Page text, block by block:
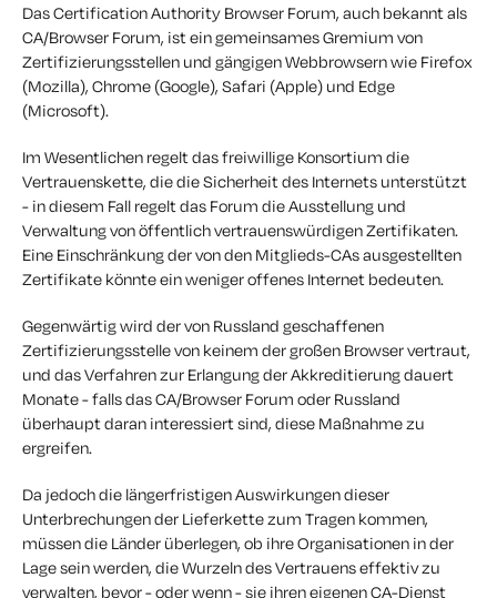
Das Certification Authority Browser Forum, auch bekannt als
CA/Browser Forum, ist ein gemeinsames Gremium von
Zertifizierungsstellen und gängigen Webbrowsern wie Firefox
(Mozilla), Chrome (Google), Safari (Apple) und Edge
(Microsoft).
Im Wesentlichen regelt das freiwillige Konsortium die
Vertrauenskette, die die Sicherheit des Internets unterstützt
- in diesem Fall regelt das Forum die Ausstellung und
Verwaltung von öffentlich vertrauenswürdigen Zertifikaten.
Eine Einschränkung der von den Mitglieds-CAs ausgestellten
Zertifikate könnte ein weniger offenes Internet bedeuten.
Gegenwärtig wird der von Russland geschaffenen
Zertifizierungsstelle von keinem der großen Browser vertraut,
und das Verfahren zur Erlangung der Akkreditierung dauert
Monate - falls das CA/Browser Forum oder Russland
überhaupt daran interessiert sind, diese Maßnahme zu
ergreifen.
Da jedoch die längerfristigen Auswirkungen dieser
Unterbrechungen der Lieferkette zum Tragen kommen,
müssen die Länder überlegen, ob ihre Organisationen in der
Lage sein werden, die Wurzeln des Vertrauens effektiv zu
verwalten, bevor - oder wenn - sie ihren eigenen CA-Dienst